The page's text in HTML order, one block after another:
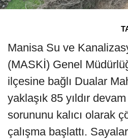
Manisa Su ve
(MASKİ) Genel
ilçesine bağlı Dualar
yaklaşık 85 yıldır
sorununu kalıcı olarak
çalışma başlattı.